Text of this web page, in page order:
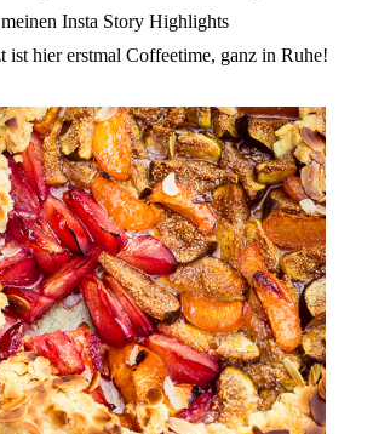
Insta Story Highlights
ist hier erstmal Coffeetime, ganz in Ruhe!